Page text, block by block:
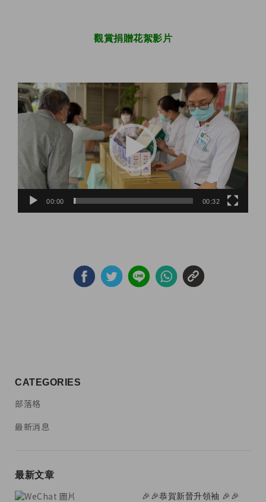
觀賞捐贈花絮影片
視
訊
播
放
器
00:00 00:32
CATEGORIES
部落格
最新消息
最新文章
🎉🎉恭賀新晉升領袖 🎉🎉